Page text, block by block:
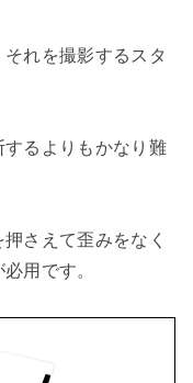
れを撮影するスタ
るよりもかなり難
さえて歪みをなく
用です。